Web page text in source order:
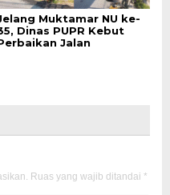
Muktamar NU ke-
Dinas PUPR Kebut
Jalan
Ruas yang wajib ditandai *